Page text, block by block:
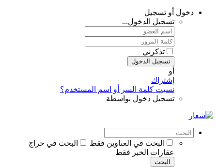
دخول أو تسجيل
تسجيل الدخول...
تذكرني
تسجيل الدخول
أو
إشتراك
نسيت كلمة السر أو اسم المستخدم؟
تسجيل دخول بواسطة
البحث في العناوين فقط
البحث في حراج
عقارات الخبر فقط
البحث